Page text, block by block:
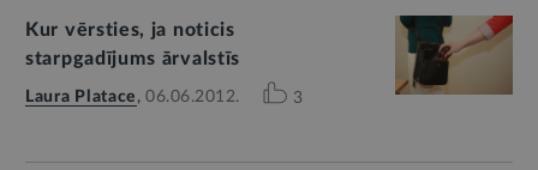
Kur vērsties, ja noticis
starpgadījums ārvalstīs
Laura Platace ,06.06.2012. 3